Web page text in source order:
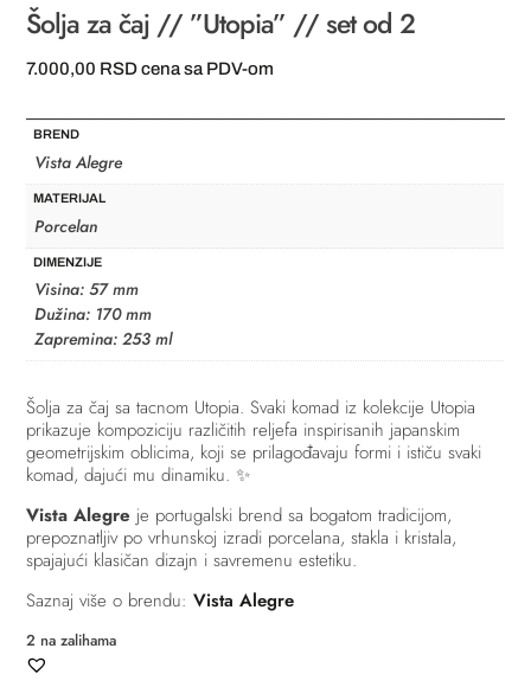
Šolja za čaj // ”Utopia” // set od 2
7.000,00 RSD cena sa PDV-om
BREND
Vista Alegre
MATERIJAL
Porcelan
DIMENZIJE
Visina: 57 mm
Dužina: 170 mm
Zapremina: 253 ml
Šolja za čaj sa tacnom Utopia. Svaki komad iz kolekcije Utopia
prikazuje kompoziciju različitih reljefa inspirisanih japanskim
geometrijskim oblicima, koji se prilagođavaju formi i ističu svaki
komad, dajući mu dinamiku. ✨
Vista Alegre je portugalski brend sa bogatom tradicijom,
prepoznatljiv po vrhunskoj izradi porcelana, stakla i kristala,
spajajući klasičan dizajn i savremenu estetiku.
Saznaj više o brendu:Vista Alegre
2 na zalihama